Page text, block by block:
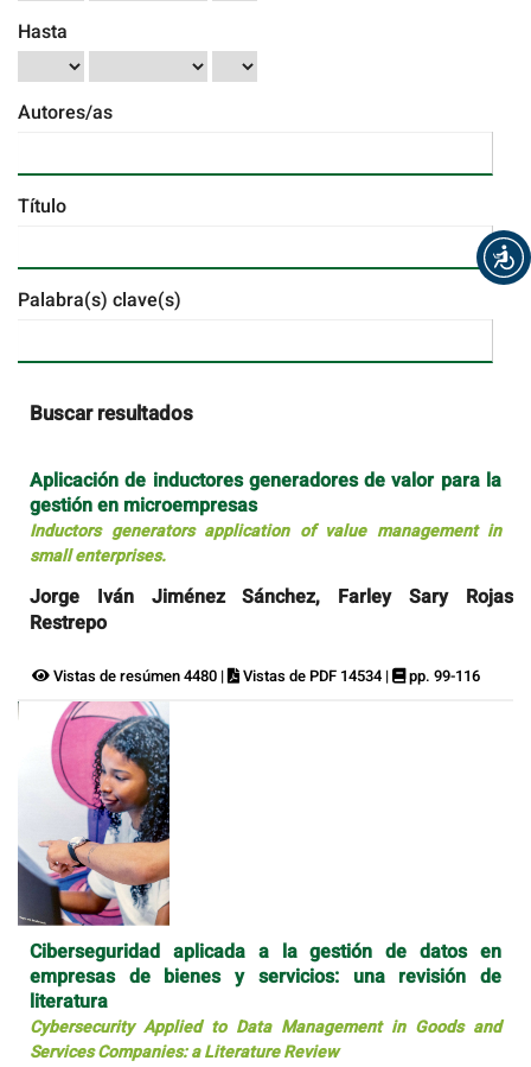
Hasta
Autores/as
Título
Palabra(s) clave(s)
Buscar resultados
Aplicación de inductores generadores de valor para la
gestión en microempresas
Inductors generators application of value management in
small enterprises.
Jorge Iván Jiménez Sánchez, Farley Sary Rojas
Restrepo
Vistas de resúmen 4480 | Vistas de PDF 14534 | pp. 99-116
Ciberseguridad aplicada a la gestión de datos en
empresas de bienes y servicios: una revisión de
literatura
Cybersecurity Applied to Data Management in Goods and
Services Companies: a Literature Review